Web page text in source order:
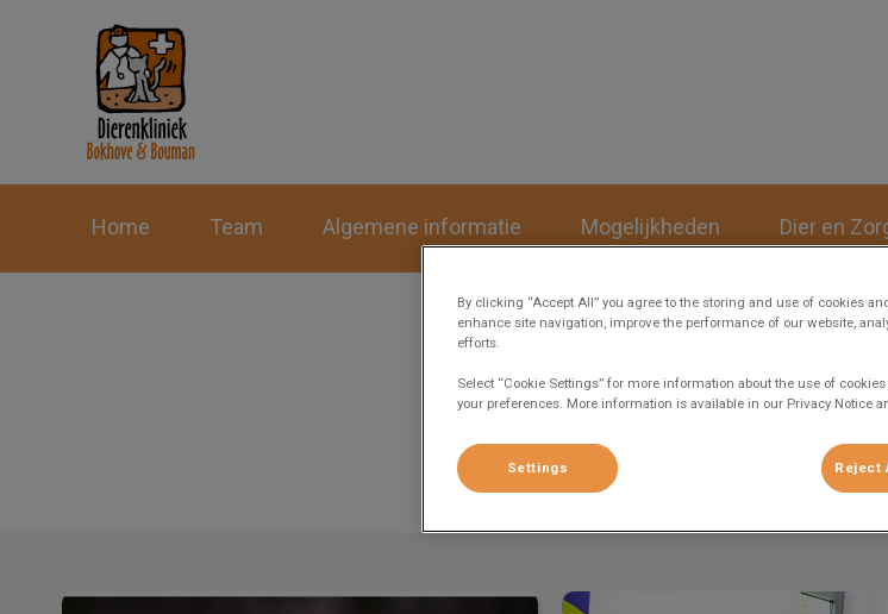
Home Team Algemene informatie Mogelijkheden Dier en
Diagnostiek
By clicking “Accept All” you agree to the storing and use of cookies
enhance site navigation, improve the performance of our website,
efforts.
Select “Cookie Settings” for more information about the use of
your preferences. More information is available in our Privacy Notice
Settings Reject